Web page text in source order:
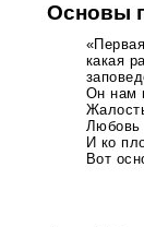
Основы
какая
Он нам
Любовь
И ко
Вот